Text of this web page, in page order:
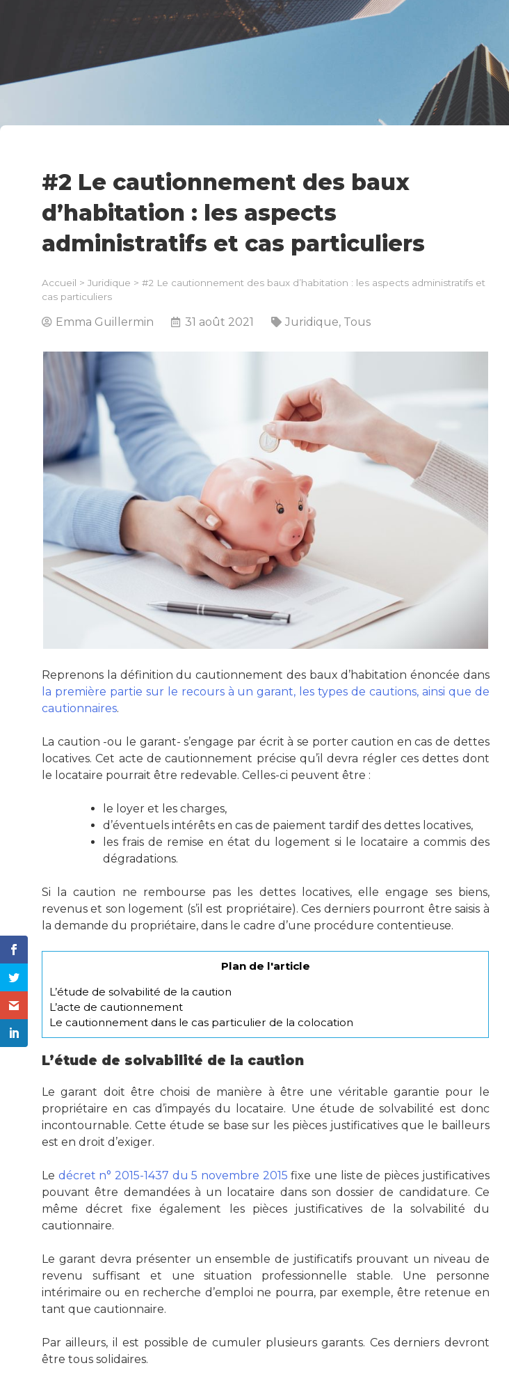
#2 Le cautionnement des baux
d’habitation : les aspects
administratifs et cas particuliers
Accueil > Juridique > #2 Le cautionnement des baux d’habitation : les aspects administratifs et
cas particuliers
Emma Guillermin 31 août 2021 Juridique, Tous
Reprenons la définition du cautionnement des baux d’habitation énoncée dans
la première partie sur le recours à un garant, les types de cautions, ainsi que de
cautionnaires.
La caution -ou le garant- s’engage par écrit à se porter caution en cas de dettes
locatives. Cet acte de cautionnement précise qu’il devra régler ces dettes dont
le locataire pourrait être redevable. Celles-ci peuvent être :
le loyer et les charges,
d’éventuels intérêts en cas de paiement tardif des dettes locatives,
les frais de remise en état du logement si le locataire a commis des
dégradations.
Si la caution ne rembourse pas les dettes locatives, elle engage ses biens,
revenus et son logement (s’il est propriétaire). Ces derniers pourront être saisis à
la demande du propriétaire, dans le cadre d’une procédure contentieuse.
Plan de l'article
L’étude de solvabilité de la caution
L’acte de cautionnement
Le cautionnement dans le cas particulier de la colocation
L’étude de solvabilité de la caution
Le garant doit être choisi de manière à être une véritable garantie pour le
propriétaire en cas d’impayés du locataire. Une étude de solvabilité est donc
incontournable. Cette étude se base sur les pièces justificatives que le bailleurs
est en droit d’exiger.
Le décret n° 2015-1437 du 5 novembre 2015 fixe une liste de pièces justificatives
pouvant être demandées à un locataire dans son dossier de candidature. Ce
même décret fixe également les pièces justificatives de la solvabilité du
cautionnaire.
Le garant devra présenter un ensemble de justificatifs prouvant un niveau de
revenu suffisant et une situation professionnelle stable. Une personne
intérimaire ou en recherche d’emploi ne pourra, par exemple, être retenue en
tant que cautionnaire.
Par ailleurs, il est possible de cumuler plusieurs garants. Ces derniers devront
être tous solidaires.